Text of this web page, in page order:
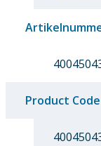
Product Code